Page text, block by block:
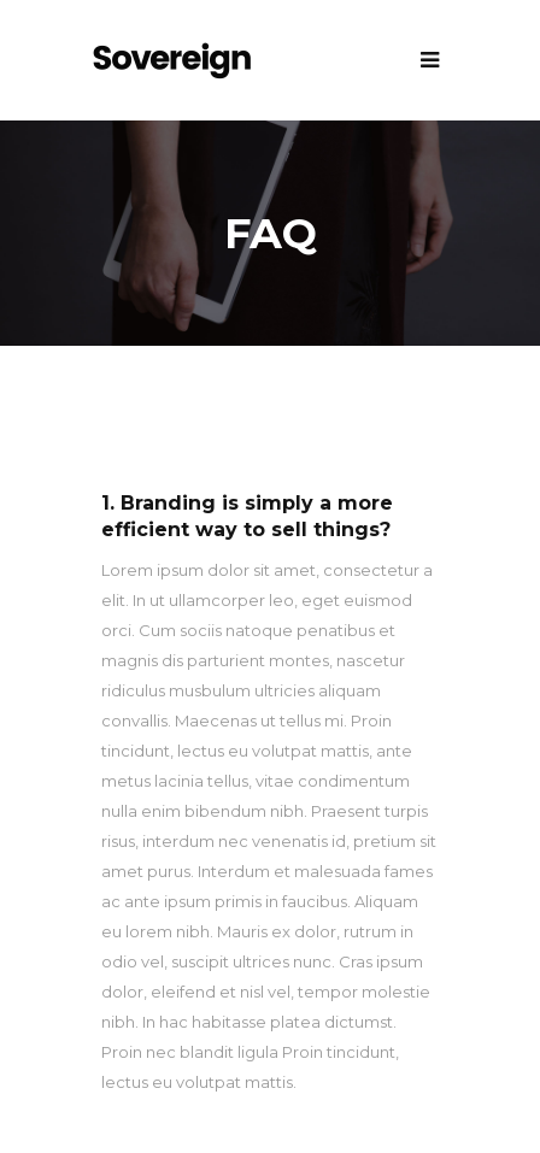
FAQ
1. Branding is simply a more
efficient way to sell things?
Lorem ipsum dolor sit amet, consectetur a
elit. In ut ullamcorper leo, eget euismod
orci. Cum sociis natoque penatibus et
magnis dis parturient montes, nascetur
ridiculus musbulum ultricies aliquam
convallis. Maecenas ut tellus mi. Proin
tincidunt, lectus eu volutpat mattis, ante
metus lacinia tellus, vitae condimentum
nulla enim bibendum nibh. Praesent turpis
risus, interdum nec venenatis id, pretium sit
amet purus. Interdum et malesuada fames
ac ante ipsum primis in faucibus. Aliquam
eu lorem nibh. Mauris ex dolor, rutrum in
odio vel, suscipit ultrices nunc. Cras ipsum
dolor, eleifend et nisl vel, tempor molestie
nibh. In hac habitasse platea dictumst.
Proin nec blandit ligula Proin tincidunt,
lectus eu volutpat mattis.